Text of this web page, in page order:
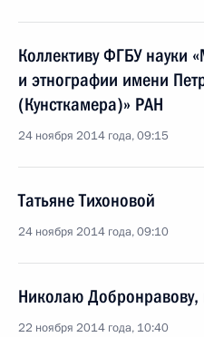
Коллективу ФГБУ науки
и этнографии имени
(Кунсткамера)» РАН
24 ноября 2014 года, 09:15
Татьяне Тихоновой
24 ноября 2014 года, 09:10
Николаю Добронравову,
22 ноября 2014 года, 10:40